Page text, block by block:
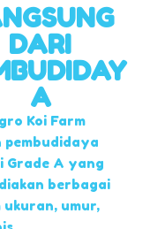
DARI
A
Koi Farm
pembudidaya
Grade A yang
berbagai
ukuran, umur,